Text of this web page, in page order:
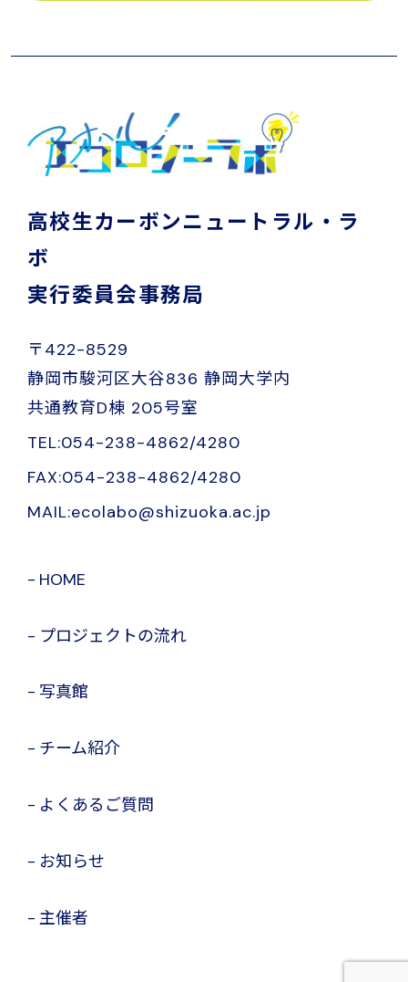
高校生カーボンニュートラル・ラ
ボ
実行委員会事務局
〒422-8529
静岡市駿河区大谷836 静岡大学内
共通教育D棟 205号室
TEL:054-238-4862/4280
FAX:054-238-4862/4280
MAIL:ecolabo@shizuoka.ac.jp
HOME
プロジェクトの流れ
写真館
チーム紹介
よくあるご質問
お知らせ
主催者